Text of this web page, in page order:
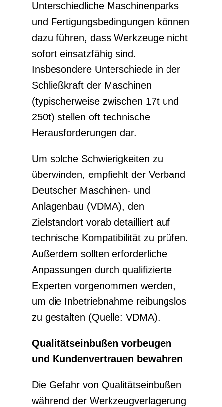
Unterschiedliche Maschinenparks
und Fertigungsbedingungen können
dazu führen, dass Werkzeuge nicht
sofort einsatzfähig sind.
Insbesondere Unterschiede in der
Schließkraft der Maschinen
(typischerweise zwischen 17t und
250t) stellen oft technische
Herausforderungen dar.
Um solche Schwierigkeiten zu
überwinden, empfiehlt der Verband
Deutscher Maschinen- und
Anlagenbau (VDMA), den
Zielstandort vorab detailliert auf
technische Kompatibilität zu prüfen.
Außerdem sollten erforderliche
Anpassungen durch qualifizierte
Experten vorgenommen werden,
um die Inbetriebnahme reibungslos
zu gestalten (Quelle: VDMA).
Qualitätseinbußen vorbeugen
und Kundenvertrauen bewahren
Die Gefahr von Qualitätseinbußen
während der Werkzeugverlagerung